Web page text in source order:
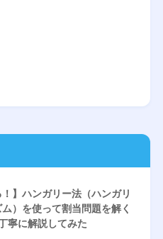
！】ハンガリー法（ハンガリ
）を使って割当問題を解く
寧に解説してみた